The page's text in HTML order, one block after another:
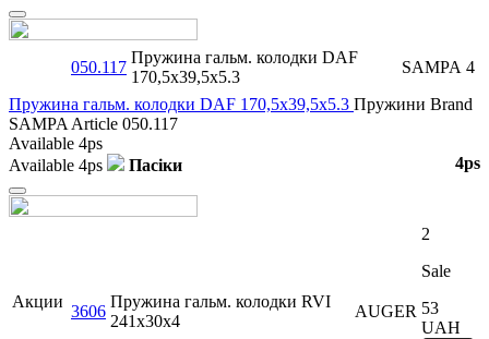
Close
050.117
Пружина гальм. колодки DAF
170,5x39,5x5.3
SAMPA 4
Пружина гальм. колодки DAF 170,5x39,5x5.3 Пружини Brand
SAMPA Article 050.117
Available 4ps
Available 4ps Пасіки 4ps
Close
Акции
3606
Пружина гальм. колодки RVI
241x30x4
AUGER
2
Sale
53
UAH